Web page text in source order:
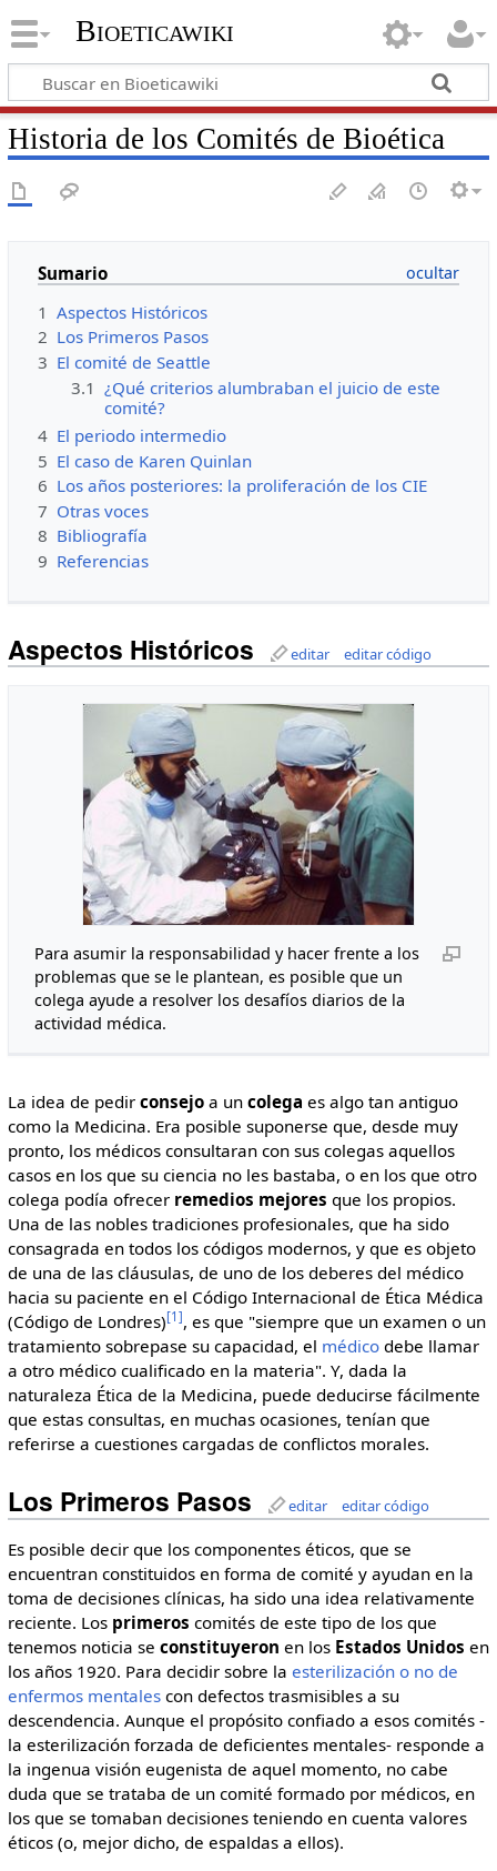
Bioeticawiki
Historia de los Comités de Bioética
Sumario
1 Aspectos Históricos
2 Los Primeros Pasos
3 El comité de Seattle
3.1 ¿Qué criterios alumbraban el juicio de este
comité?
4 El periodo intermedio
5 El caso de Karen Quinlan
6 Los años posteriores: la proliferación de los CIE
7 Otras voces
8 Bibliografía
9 Referencias
Aspectos Históricos editar editar código
Para asumir la responsabilidad y hacer frente a los
problemas que se le plantean, es posible que un
colega ayude a resolver los desafíos diarios de la
actividad médica.
La idea de pedir consejoa un colega es algo tan antiguo
como la Medicina. Era posible suponerse que, desde muy
pronto, los médicos consultaran con sus colegas aquellos
casos en los que su ciencia no les bastaba, o en los que otro
colega podía ofrecer remedios mejores que los propios.
Una de las nobles tradiciones profesionales, que ha sido
consagrada en todos los códigos modernos, y que es objeto
de una de las cláusulas, de uno de los deberes del médico
hacia su paciente en el Código Internacional de Ética Médica
(Código de Londres)[1], es que "siempre que un examen o un
tratamiento sobrepase su capacidad, el médicodebe llamar
a otro médico cualificado en la materia". Y, dada la
naturaleza Ética de la Medicina, puede deducirse fácilmente
que estas consultas, en muchas ocasiones, tenían que
referirse a cuestiones cargadas de conflictos morales.
Los Primeros Pasos editar editar código
Es posible decir que los componentes éticos, que se
encuentran constituidos en forma de comité y ayudan en la
toma de decisiones clínicas, ha sido una idea relativamente
reciente. Los primeros comités de este tipo de los que
tenemos noticia se constituyeron en los Estados Unidos en
los años 1920. Para decidir sobre la esterilización o no de
enfermos mentalescon defectos trasmisibles a su
descendencia. Aunque el propósito confiado a esos comités -
la esterilización forzada de deficientes mentales- responde a
la ingenua visión eugenista de aquel momento, no cabe
duda que se trataba de un comité formado por médicos, en
los que se tomaban decisiones teniendo en cuenta valores
éticos (o, mejor dicho, de espaldas a ellos).